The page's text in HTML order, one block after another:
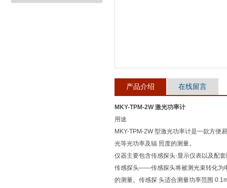
产品介绍 在线留言
MKY-TPM-2W 激光功率计
用途
MKY-TPM-2W 型激光功率计是一款方便
光等光功率及辐 照度的测量。
仪器主要包含传感探头·显示仪表以及配
传感探头——传感探头将被测光束转化为
的测量。传感探 头适合测量功率范围